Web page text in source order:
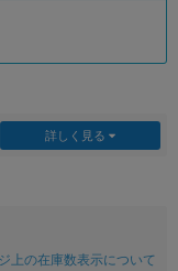
詳しく見る
上の在庫数表示について